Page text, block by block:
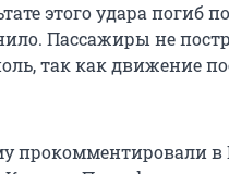
этого удара погиб
Пассажиры не
так как движение
прокомментировали